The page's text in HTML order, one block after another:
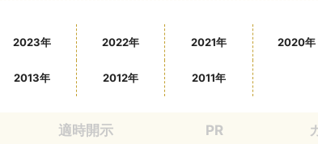
2023年 2022年 2021年 2020年
2013年 2012年 2011年
適時開示 PR